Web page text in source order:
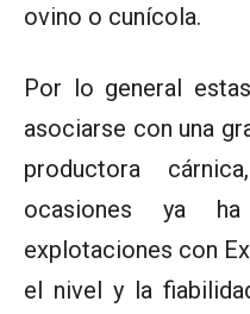
ovino o cunícola.
Por lo general
asociarse con una
productora
ocasiones ya
explotaciones con
el nivel y la